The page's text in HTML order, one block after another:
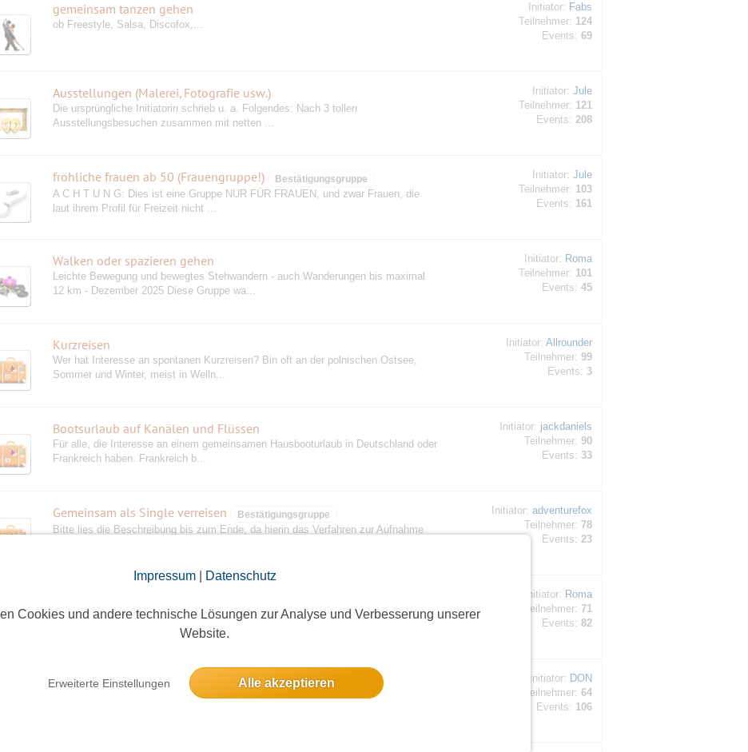
Impressum| Datenschutz
Cookies und andere technische Lösungen zur Analyse und Verbesserung unserer
Website.
Erweiterte Einstellungen Alle akzeptieren
gemeinsam tanzen gehen
ob Freestyle, Salsa, Discofox,...
Initiator: Fabs
Teilnehmer: 124
Events: 69
Ausstellungen (Malerei, Fotografie usw.)
Die ursprüngliche Initiatorin schrieb u. a. Folgendes: Nach 3 tollen
Ausstellungsbesuchen zusammen mit netten ...
Initiator: Jule
Teilnehmer: 121
Events: 208
fröhliche frauen ab 50 (Frauengruppe!) Bestätigungsgruppe
A C H T U N G: Dies ist eine Gruppe NUR FÜR FRAUEN, und zwar Frauen, die
laut ihrem Profil für Freizeit nicht ...
Initiator: Jule
Teilnehmer: 103
Events: 161
Walken oder spazieren gehen
Leichte Bewegung und bewegtes Stehwandern - auch Wanderungen bis maximal
12 km - Dezember 2025 Diese Gruppe wa...
Initiator: Roma
Teilnehmer: 101
Events: 45
Kurzreisen
Wer hat Interesse an spontanen Kurzreisen? Bin oft an der polnischen Ostsee,
Sommer und Winter, meist in Welln...
Initiator: Allrounder
Teilnehmer: 99
Events: 3
Bootsurlaub auf Kanälen und Flüssen
Für alle, die Interesse an einem gemeinsamen Hausbooturlaub in Deutschland oder
Frankreich haben. Frankreich b...
Initiator: jackdaniels
Teilnehmer: 90
Events: 33
Gemeinsam als Single verreisen Bestätigungsgruppe
Bitte lies die Beschreibung bis zum Ende, da hierin das Verfahren zur Aufnahme
Initiator: adventurefox
Teilnehmer: 78
Events: 23
Mit Stammtischen in verschiedenen Bezirken hat die bisherige Initiatorin
angefangen und ebenso geht es hier we...
Initiator: Roma
Teilnehmer: 71
Events: 82
Tanzen, Karaoke, Lesebühne, Kino, Comedy, Sport
Tanzen, Karaoke, Lesebühne, Kino, Comedy, Sport, Essen gehen und mehr
Initiator: DON
Teilnehmer: 64
Events: 106